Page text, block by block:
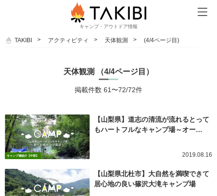
キャンプ・アウトドア情報
TAKIBI アクティビティ 天体観測 (4/4ページ目)
天体観測 （4/4ページ目）
掲載件数 61〜72/72件
キャンプ場紹介【中部】
【山梨県】道志の清流が流れるとって
もハートフルなキャンプ場～オー…
2019.08.16
【山梨県北杜市】大自然を満喫できて
居心地の良い篠沢大滝キャンプ場